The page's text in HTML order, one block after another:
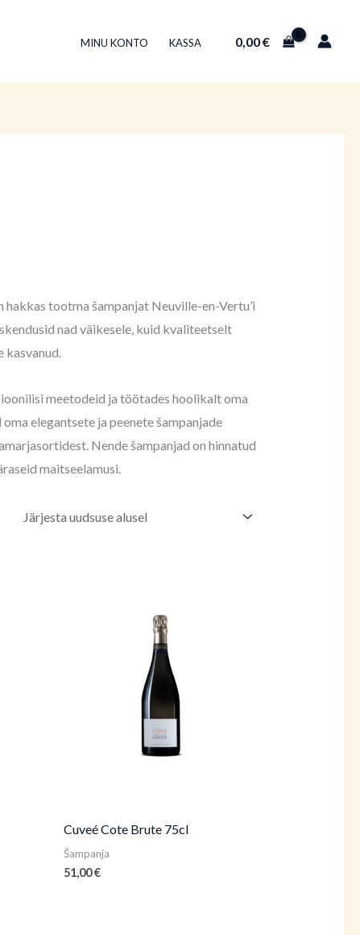
MINU KONTO KASSA 0,00€
hakkas tootma šampanjat Neuville-en-Vertu’i
nad väikesele, kuid kvaliteetselt
kasvanud.
meetodeid ja töötades hoolikalt oma
elegantsete ja peenete šampanjade
Nende šampanjad on hinnatud
maitseelamusi.
Cuveé Cote Brute 75cl
Šampanja
51,00€